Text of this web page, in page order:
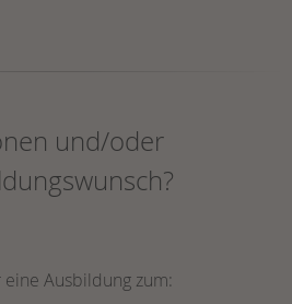
und/oder
Ausbildung zum: